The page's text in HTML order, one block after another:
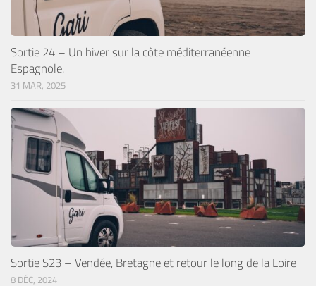
Sortie 24 – Un hiver sur la côte méditerranéenne
Espagnole.
31 MAR, 2025
Sortie S23 – Vendée, Bretagne et retour le long de la Loire
8 DÉC, 2024